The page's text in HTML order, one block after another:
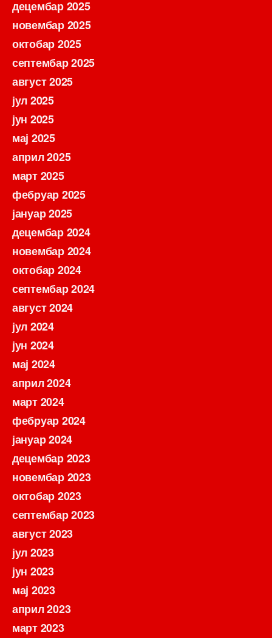
децембар 2025
новембар 2025
октобар 2025
септембар 2025
август 2025
јул 2025
јун 2025
мај 2025
април 2025
март 2025
фебруар 2025
јануар 2025
децембар 2024
новембар 2024
октобар 2024
септембар 2024
август 2024
јул 2024
јун 2024
мај 2024
април 2024
март 2024
фебруар 2024
јануар 2024
децембар 2023
новембар 2023
октобар 2023
септембар 2023
август 2023
јул 2023
јун 2023
мај 2023
април 2023
март 2023